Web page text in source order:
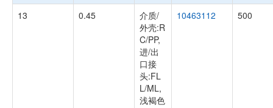
13 0.45
介质/
外壳:R
C/PP,
进/出
口接
头:FL
L/ML,
浅褐色
10463112 500